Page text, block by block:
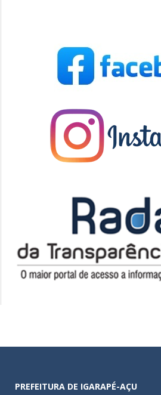
PREFEITURA DE IGARAPÉ-AÇU